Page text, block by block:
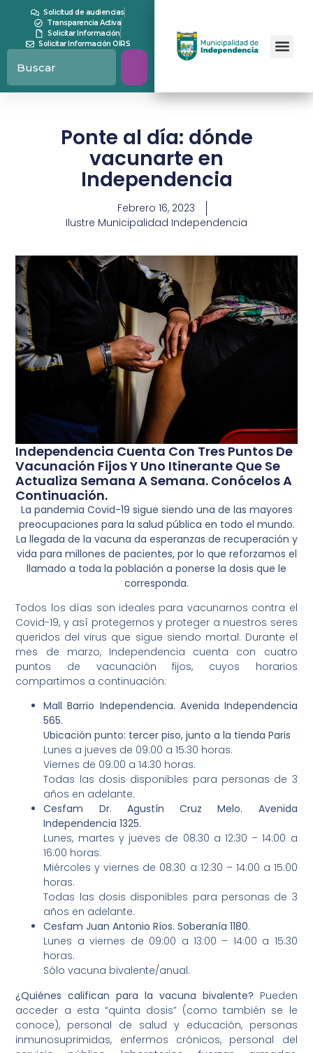
Solicitud de audiencias
Transparencia Activa
Solicitar Información
Solicitar Información OIRS
Ponte al día: dónde
vacunarte en
Independencia
Febrero 16, 2023
Ilustre Municipalidad Independencia
Independencia Cuenta Con Tres Puntos De
Vacunación Fijos Y Uno Itinerante Que Se
Actualiza Semana A Semana. Conócelos A
Continuación.
La pandemia Covid-19 sigue siendo una de las mayores
preocupaciones para la salud pública en todo el mundo.
La llegada de la vacuna da esperanzas de recuperación y
vida para millones de pacientes, por lo que reforzamos el
llamado a toda la población a ponerse la dosis que le
corresponda.
Todos los días son ideales para vacunarnos contra el
Covid-19, y así protegernos y proteger a nuestros seres
queridos del virus que sigue siendo mortal. Durante el
mes de marzo, Independencia cuenta con cuatro
puntos de vacunación fijos, cuyos horarios
compartimos a continuación:
Mall Barrio Independencia. Avenida Independencia
565.
Ubicación punto: tercer piso, junto a la tienda Paris
Lunes a jueves de 09:00 a 15:30 horas.
Viernes de 09:00 a 14:30 horas.
Todas las dosis disponibles para personas de 3
años en adelante.
Cesfam Dr. Agustín Cruz Melo. Avenida
Independencia 1325.
Lunes, martes y jueves de 08:30 a 12:30 – 14:00 a
16:00 horas.
Miércoles y viernes de 08:30 a 12:30 – 14:00 a 15:00
horas.
Todas las dosis disponibles para personas de 3
años en adelante.
Cesfam Juan Antonio Ríos. Soberanía 1180.
Lunes a viernes de 09:00 a 13:00 – 14:00 a 15:30
horas.
Sólo vacuna bivalente/anual.
¿Quiénes califican para la vacuna bivalente? Pueden
acceder a esta “quinta dosis” (como también se le
conoce), personal de salud y educación, personas
inmunosuprimidas, enfermos crónicos, personal del